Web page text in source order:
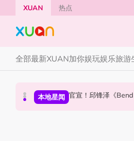
Skip to main content
XUAN 热点
全部最新XUAN加你娱玩娱乐旅游
节庆
本地星闻
中港台新 Jaclyn Victor现身《